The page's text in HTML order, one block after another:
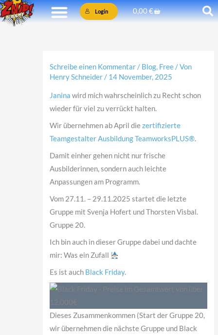
Zum
Inhalt
Login 0,00€Warenkorb
Schreibe einen Kommentar / Blog, Free / Von
Henry Schneider / 14 November, 2025
Janinawird mich wahrscheinlich zu Recht schon
wieder für viel zu verrückt halten.
Wir übernehmen ab April diezertifizierte
Teamgestalter Ausbildung TeamworksPLUS®.
Damit einher gehen nicht nur frische
Ausbilderinnen, sondern auch leichte
Anpassungen am Programm.
Vom 27.11. – 29.11.2025 startet die letzte
Gruppe mit Svenja Hofert und Thorsten Visbal.
Gruppe 20.
Ich bin auch in dieser Gruppe dabei und dachte
mir: Was ein Zufall
Es ist auch Black Friday.
Dieses Zusammenkommen (Start der Gruppe 20,
wir übernehmen die nächste Gruppe und Black